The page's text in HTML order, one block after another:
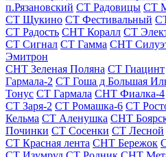
п.Рязановский СТ Радовицы СТ
СТ Щукино СТ Фестивальный
СТ Радость СНТ Коралл СТ
СТ Сигнал СТ Гамма СНТ
Эмитрон
СНТ Зеленая Поляна СТ Гиацинт
Гармала-2 СТ Гоша д Большая
Тонус СТ Гармала СНТ Фиалка-4
СТ Заря-2 СТ Ромашка-6 СТ
Кельма СТ Аленушка СНТ
Починки СТ Сосенки СТ Лесной
СТ Красная лента СНТ Бережок